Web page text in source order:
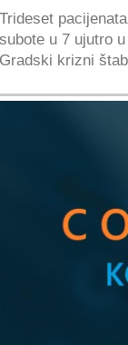
Trideset
subote u 7 ujutro
Gradski krizni